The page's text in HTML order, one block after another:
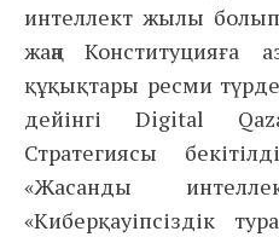
интеллект жылы
жаңа Конституцияға
құқықтары ресми
дейінгі Digital
Стратегиясы
«Жасанды
«Киберқауіпсіздік